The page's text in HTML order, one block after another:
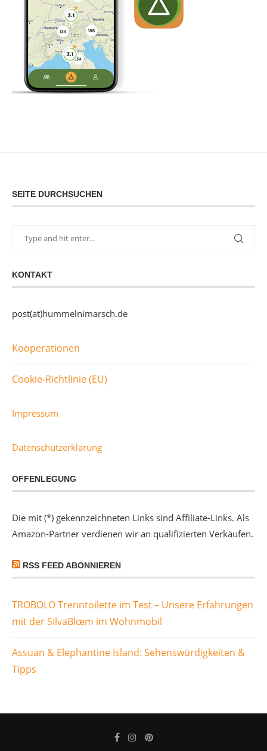
SEITE DURCHSUCHEN
KONTAKT
post(at)hummelnimarsch.de
Kooperationen
Cookie-Richtlinie (EU)
Impressum
Datenschutzerklärung
OFFENLEGUNG
Die mit (*) gekennzeichneten Links sind Affiliate-Links. Als
Amazon-Partner verdienen wir an qualifizierten Verkäufen.
RSS FEED ABONNIEREN
TROBOLO Trenntoilette im Test – Unsere Erfahrungen
mit der SilvaBlœm im Wohnmobil
Assuan & Elephantine Island: Sehenswürdigkeiten &
Tipps